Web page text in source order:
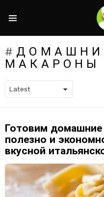
МАКАРОНЫ
LATEST
STORIES
Готовим
полезно и
вкусной